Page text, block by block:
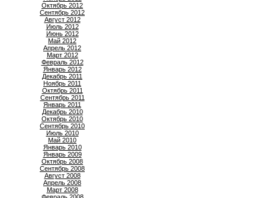
Октябрь 2012
Сентябрь 2012
Август 2012
Июль 2012
Июнь 2012
Май 2012
Апрель 2012
Март 2012
Февраль 2012
Январь 2012
Декабрь 2011
Ноябрь 2011
Октябрь 2011
Сентябрь 2011
Январь 2011
Декабрь 2010
Октябрь 2010
Сентябрь 2010
Июль 2010
Май 2010
Январь 2010
Январь 2009
Октябрь 2008
Сентябрь 2008
Август 2008
Апрель 2008
Март 2008